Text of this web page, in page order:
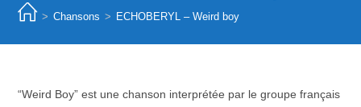
> Chansons > ECHOBERYL – Weird boy
“Weird Boy” est une chanson interprétée par le groupe français